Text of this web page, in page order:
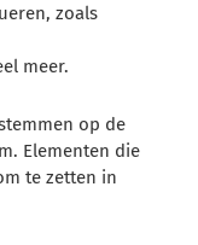
zoals
meer.
op de
Elementen die
te zetten in